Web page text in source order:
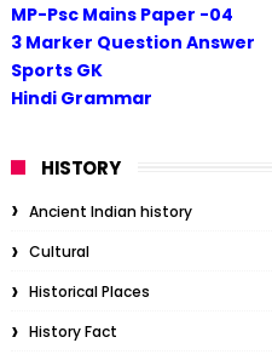
MP-Psc Mains Paper -04
3 Marker Question Answer
Sports GK
Hindi Grammar
HISTORY
Ancient Indian history
Cultural
Historical Places
History Fact